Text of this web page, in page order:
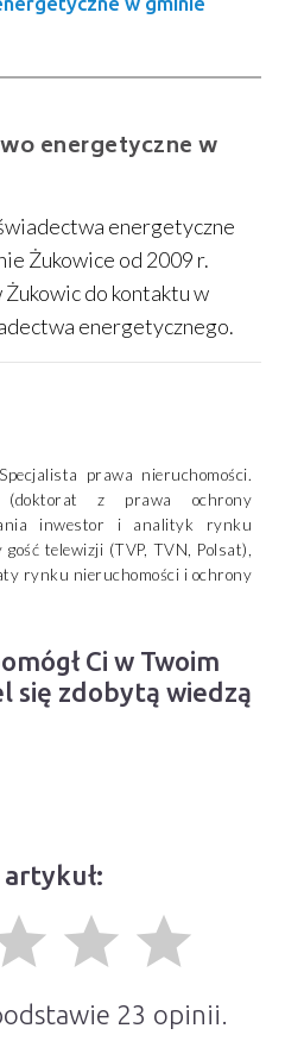
energetyczne w
energetyczne
Żukowice od 2009 r.
Żukowic do kontaktu w
energetycznego.
prawa nieruchomości.
z prawa ochrony
inwestor i analityk rynku
telewizji (TVP, TVN, Polsat),
rynku nieruchomości i ochrony
Ci w Twoim
się zdobytą wiedzą
artykuł:
grade grade
23 opinii.